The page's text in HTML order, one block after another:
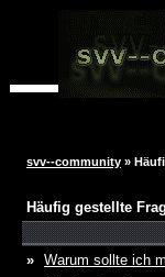
svv--community »
Häufig gestellte
» Warum sollte ich